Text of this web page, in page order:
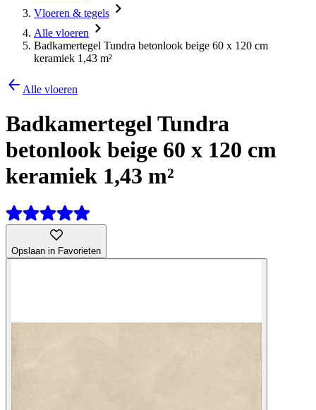
Vloeren & tegels
Alle vloeren
Badkamertegel Tundra betonlook beige 60 x 120 cm
keramiek 1,43 m²
Alle vloeren
Badkamertegel Tundra
betonlook beige 60 x 120 cm
keramiek 1,43 m²
Opslaan in Favorieten